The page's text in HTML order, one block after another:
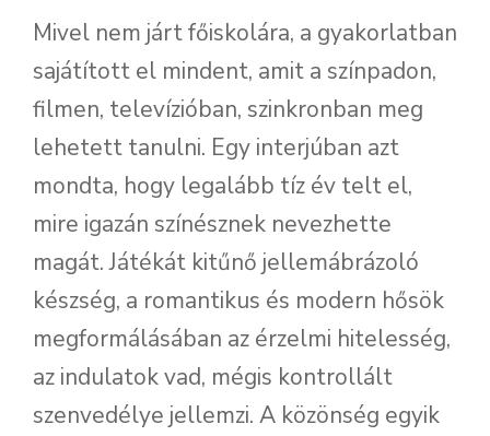
Mivel nem járt főiskolára, a gyakorlatban
sajátított el mindent, amit a színpadon,
filmen, televízióban, szinkronban meg
lehetett tanulni. Egy interjúban azt
mondta, hogy legalább tíz év telt el,
mire igazán színésznek nevezhette
magát. Játékát kitűnő jellemábrázoló
készség, a romantikus és modern hősök
megformálásában az érzelmi hitelesség,
az indulatok vad, mégis kontrollált
szenvedélye jellemzi. A közönség egyik